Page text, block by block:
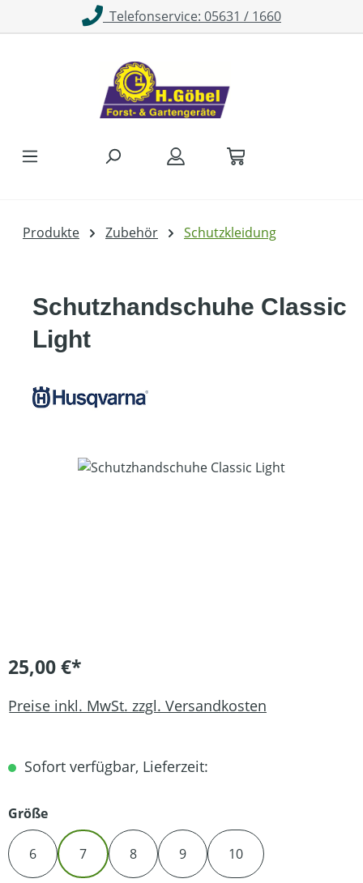
Zum Hauptinhalt springenTelefonservice: 05631 / 1660
Produkte Zubehör Schutzkleidung
Schutzhandschuhe Classic
Light
Bildergalerie überspringen
25,00 €*
Preise inkl. MwSt. zzgl. Versandkosten
Sofort verfügbar, Lieferzeit:
Größeauswählen
6 7 8 9 10